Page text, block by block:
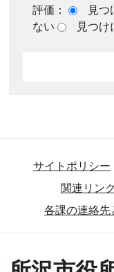
評価：
見つ
ない
見つけ
サイトポリシー
関連リン
各課の連絡先